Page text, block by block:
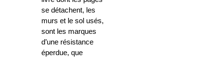
se détachent, les
murs et le sol usés,
sont les marques
d’une résistance
éperdue, que